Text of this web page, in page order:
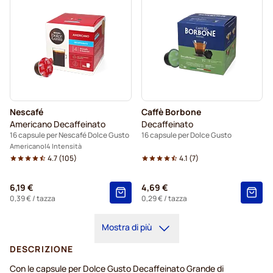
Nescafé
Americano Decaffeinato
16 capsule per Nescafé Dolce Gusto
Americano 4 Intensità
4.7(105)
6,19 €
0,39 €/ tazza
Caffè Borbone
Decaffeinato
16 capsule per Dolce Gusto
4.1 (7)
4,69 €
0,29 €/ tazza
Mostra di più
DESCRIZIONE
Con le capsule per Dolce Gusto Decaffeinato Grande di